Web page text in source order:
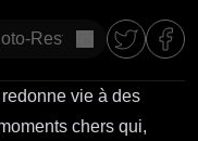
Copier
vie à des
chers qui,